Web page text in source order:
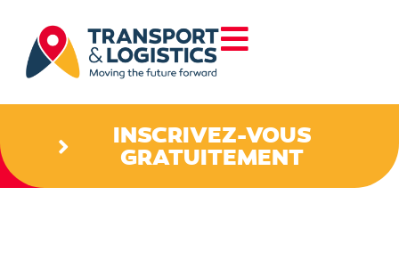
INSCRIVEZ-VOUS
GRATUITEMENT